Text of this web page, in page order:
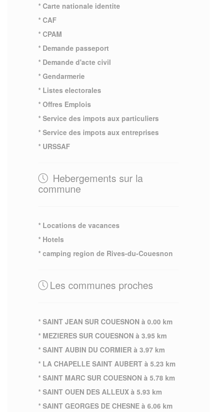
* Carte nationale identite
* CAF
* CPAM
* Demande passeport
* Demande d'acte civil
* Gendarmerie
* Listes electorales
* Offres Emplois
* Service des impots aux particuliers
* Service des impots aux entreprises
* URSSAF
Hebergements sur la
commune
* Locations de vacances
* Hotels
* camping region de Rives-du-Couesnon
Les communes proches
* SAINT JEAN SUR COUESNON à 0.00 km
* MEZIERES SUR COUESNON à 3.95 km
* SAINT AUBIN DU CORMIER à 3.97 km
* LA CHAPELLE SAINT AUBERT à 5.23 km
* SAINT MARC SUR COUESNON à 5.78 km
* SAINT OUEN DES ALLEUX à 5.93 km
* SAINT GEORGES DE CHESNE à 6.06 km